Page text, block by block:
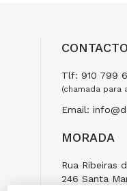
Tlf: 910 799
(chamada para
Email:
MORADA
Rua Ribeiras
246 Santa